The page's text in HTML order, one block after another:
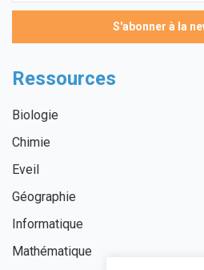
Ressources
Biologie
Chimie
Eveil
Géographie
Informatique
Mathématique